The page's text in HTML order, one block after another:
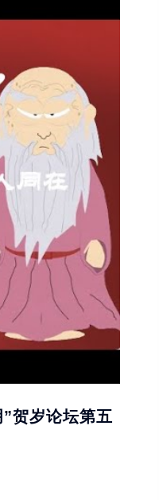
贺岁论坛第五